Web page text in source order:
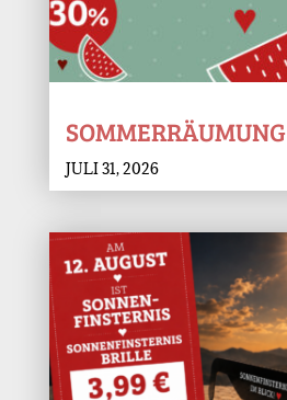
SOMMERRÄUMUNG
JULI 31, 2026